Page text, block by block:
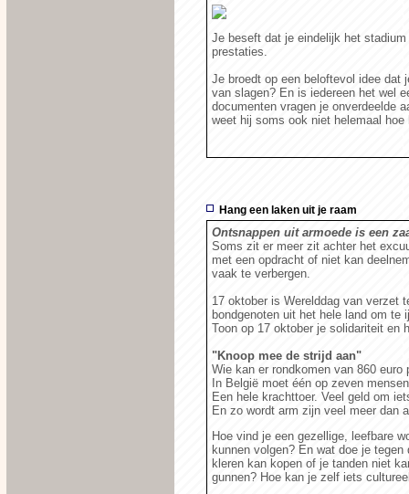
Je beseft dat je eindelijk het
prestaties.
Je broedt op een beloftevol idee dat
van slagen? En is iedereen het wel
documenten vragen je onverdeelde
weet hij soms ook niet helemaal hoe
Hang een laken uit je raam
Ontsnappen uit armoede is een
Soms zit er meer zit achter het
met een opdracht of niet kan
vaak te verbergen.
17 oktober is Werelddag van verzet
bondgenoten uit het hele land om te
Toon op 17 oktober je solidariteit en
"Knoop mee de strijd aan"
Wie kan er rondkomen van 860 euro
In België moet één op zeven
Een hele krachttoer. Veel geld om
En zo wordt arm zijn veel meer dan
Hoe vind je een gezellige, leefbare
kunnen volgen? En wat doe je
kleren kan kopen of je tanden niet
gunnen? Hoe kan je zelf iets